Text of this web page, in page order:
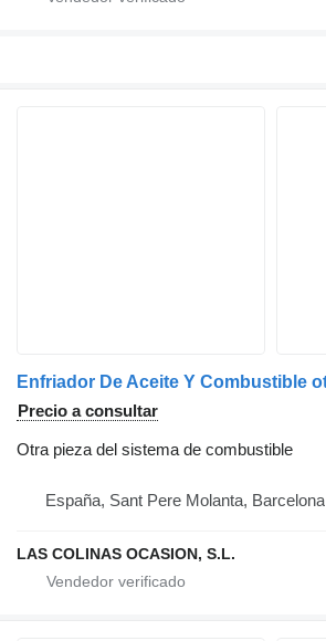
Precio a consultar
Otra pieza del sistema de combustible
España, Sant Pere Molanta, Barcelona
LAS COLINAS OCASION, S.L.